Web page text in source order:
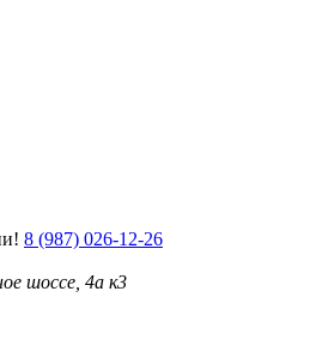
8 (987) 026-12-26
шоссе, 4а к3